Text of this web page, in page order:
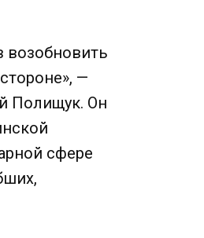
возобновить
—
Полищук. Он
сфере